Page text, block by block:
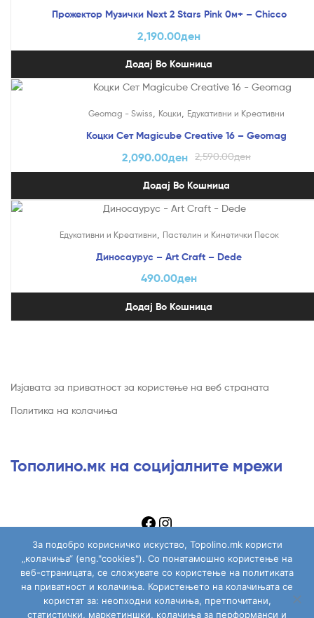
Прожектор Музички Next 2 Stars Pink 0м+ – Chicco
2,190.00ден
Додај Во Кошница
Geomag - Swiss Коцки Едукативни и Креативни
Коцки Сет Magicube Creative 16 – Geomag
2,590.00ден
2,090.00ден
Додај Во Кошница
Едукативни и Креативни Пастелин и Кинетички Песок
Диносаурус – Art Craft – Dede
490.00ден
Додај Во Кошница
Изјавата за приватност за користење на веб страната
Политика на колачиња
Тополино.мк на социјалните мрежи
Copyright © 2026 Topolino.mk
За подобро корисничко искуство, Topolino.mk користи
„колачиња“ (eng."cookies"). Со понатамошно користење на
веб-страницата, се сложувате со користење на политиката
на приватност и колачиња. Користењето на колачињата се
користат за: неопходни колачиња, претпочитани,
статистички, маркетиншки, колачиња за перформанси и